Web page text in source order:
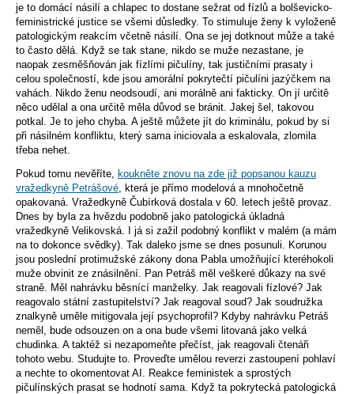
je to domácí násilí a chlapec to dostane sežrat od fízlů a bolševicko-
feministrické justice se všemi důsledky. To stimuluje ženy k vyloženě
patologickým reakcím včetně násilí. Ona se jej dotknout může a také
to často dělá. Když se tak stane, nikdo se muže nezastane, je
naopak zesměšňován jak fízlími pičulíny, tak justičními prasaty i
celou společností, kde jsou amorální pokrytečtí pičulíni jazýčkem na
vahách. Nikdo ženu neodsoudí, ani morálně ani fakticky. On jí určitě
něco udělal a ona určitě měla důvod se bránit. Jakej šel, takovou
potkal. Je to jeho chyba. A ještě můžete jít do kriminálu, pokud by si
při násilném konfliktu, který sama iniciovala a eskalovala, zlomila
třeba nehet.
Pokud tomu nevěříte,
koukněte znovu na zde již popsanou kauzu
vražedkyně Petrášové , která je přímo modelová a mnohočetně
opakovaná. Vražedkyně Čubírková dostala v 60. letech ještě provaz.
Dnes by byla za hvězdu podobně jako patologická úkladná
vražedkyně Velikovská. I já si zažil podobný konflikt v malém (a mám
na to dokonce svědky). Tak daleko jsme se dnes posunuli. Korunou
jsou poslední protimužské zákony dona Pabla umožňující kteréhokoli
muže obvinit ze znásilnění. Pan Petráš měl veškeré důkazy na své
straně. Měl nahrávku běsnící manželky. Jak reagovali fízlové? Jak
reagovalo státní zastupitelství? Jak reagoval soud? Jak soudružka
znalkyně uměle mitigovala její psychoprofil? Kdyby nahrávku Petráš
neměl, bude odsouzen on a ona bude všemi litovaná jako velká
chudinka. A taktéž si nezapomeňte přečíst, jak reagovali čtenáři
tohoto webu. Studujte to. Proveďte umělou reverzi zastoupení pohlaví
a nechte to okomentovat AI. Reakce feministek a sprostých
pičulínských prasat se hodnotí sama. Když ta pokrytecká patologická